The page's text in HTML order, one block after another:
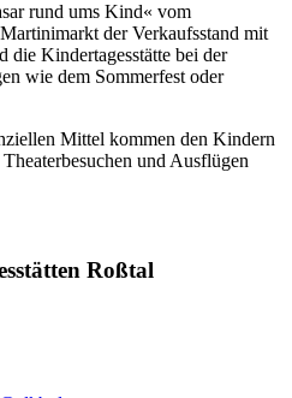
rund ums Kind« vom
der Verkaufsstand mit
die Kindertagesstätte bei der
wie dem Sommerfest oder
Mittel kommen den Kindern
und Ausflügen
Roßtal